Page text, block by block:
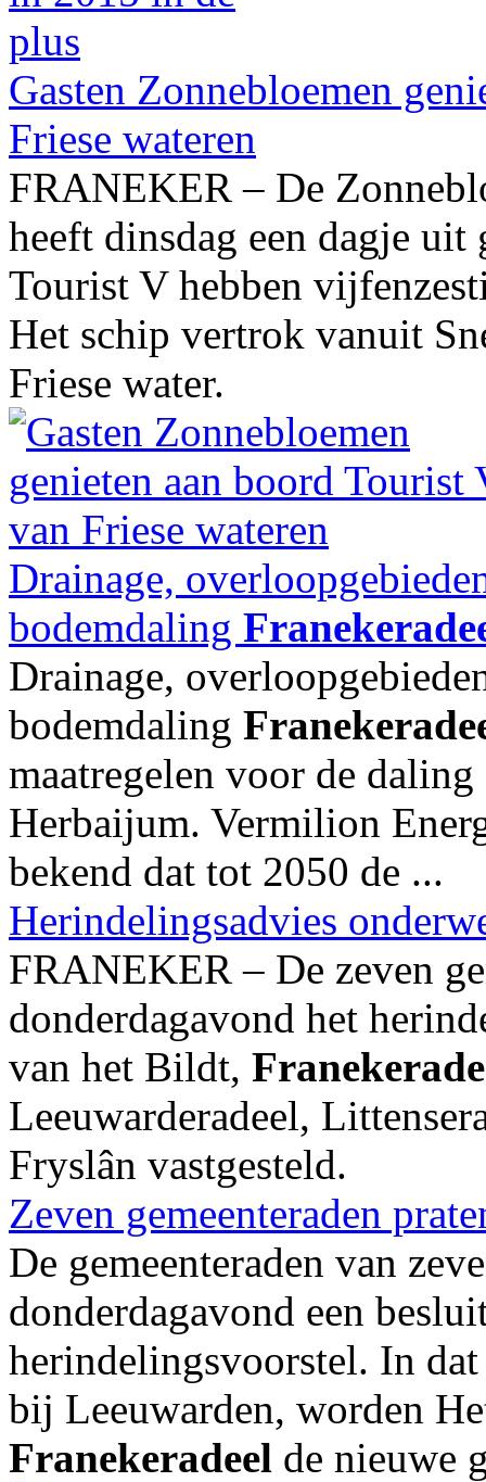
Gasten Zonnebloemen
Friese wateren
FRANEKER – De
heeft dinsdag een dagje
Tourist V hebben
Het schip vertrok vanuit
Friese water.
Drainage,
bodemdaling
Drainage,
bodemdaling
maatregelen voor de
Herbaijum. Vermilion
bekend dat tot 2050 de ...
Herindelingsadvies
FRANEKER – De zeven
donderdagavond het
van het Bildt,
Leeuwarderadeel,
Fryslân vastgesteld.
Zeven gemeenteraden
De gemeenteraden van
donderdagavond een
herindelingsvoorstel. In
bij Leeuwarden, worden
Franekeradeel de nieuwe